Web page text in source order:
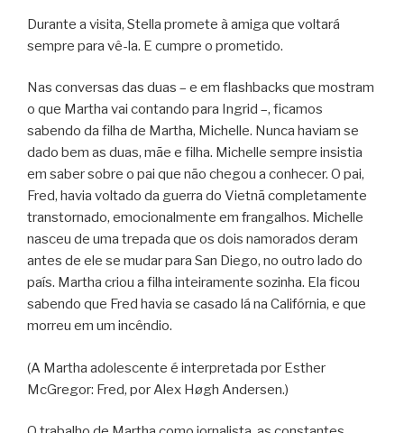
Durante a visita, Stella promete à amiga que voltará
sempre para vê-la. E cumpre o prometido.
Nas conversas das duas – e em flashbacks que mostram
o que Martha vai contando para Ingrid –, ficamos
sabendo da filha de Martha, Michelle. Nunca haviam se
dado bem as duas, mãe e filha. Michelle sempre insistia
em saber sobre o pai que não chegou a conhecer. O pai,
Fred, havia voltado da guerra do Vietnã completamente
transtornado, emocionalmente em frangalhos. Michelle
nasceu de uma trepada que os dois namorados deram
antes de ele se mudar para San Diego, no outro lado do
país. Martha criou a filha inteiramente sozinha. Ela ficou
sabendo que Fred havia se casado lá na Califórnia, e que
morreu em um incêndio.
(A Martha adolescente é interpretada por Esther
McGregor: Fred, por Alex Høgh Andersen.)